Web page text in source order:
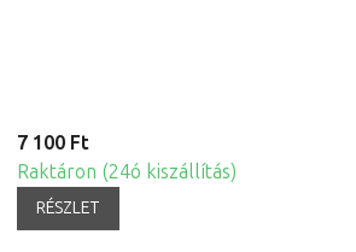
7 100 Ft
Raktáron (24ó kiszállítás)
RÉSZLET